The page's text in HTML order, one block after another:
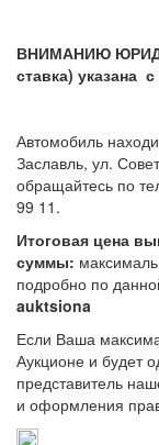
ВНИМАНИЮ
ставка) указана
Автомобиль
Заславль, ул.
обращайтесь по
99
Итоговая цена
суммы:
подробно по
auktsiona
Если Ваша
Аукционе и будет
представитель
и оформления